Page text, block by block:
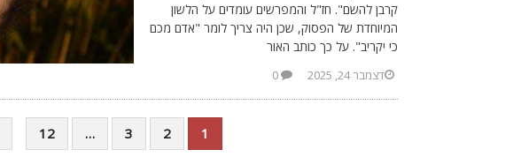
קרבן להשם". חז"ל והמפרשים עומדים על הלשון
המיוחדת של הפסוק, שכן היה צריך לומר "אדם מכם
כי יקריב". על כך כותב האור
דצמבר 24, 2025
1
2
3
…
12